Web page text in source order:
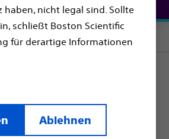
haben, nicht legal sind. Sollte
schließt Boston Scientific
für derartige Informationen
Ablehnen
Eigentlich beinhaltet das
eine ganze Menge.